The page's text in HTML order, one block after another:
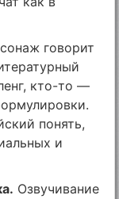
говорит
кто-то —
понять,
и
Озвучивание